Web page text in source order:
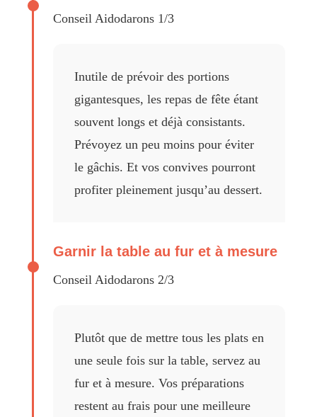
Conseil Aidodarons 1/3
Inutile de prévoir des portions
gigantesques, les repas de fête étant
souvent longs et déjà consistants.
Prévoyez un peu moins pour éviter
le gâchis. Et vos convives pourront
profiter pleinement jusqu’au dessert.
Garnir la table au fur et à mesure
Conseil Aidodarons 2/3
Plutôt que de mettre tous les plats en
une seule fois sur la table, servez au
fur et à mesure. Vos préparations
restent au frais pour une meilleure